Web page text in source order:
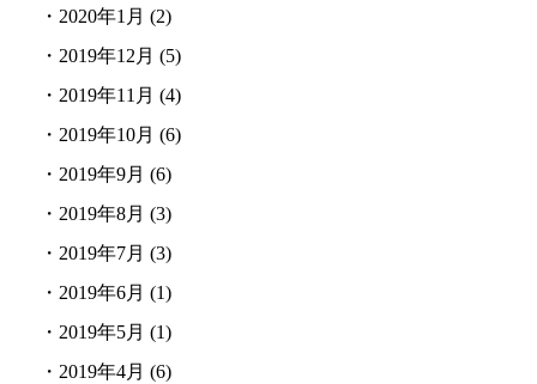
・2020年1月 (2)
・2019年12月 (5)
・2019年11月 (4)
・2019年10月 (6)
・2019年9月 (6)
・2019年8月 (3)
・2019年7月 (3)
・2019年6月 (1)
・2019年5月 (1)
・2019年4月 (6)